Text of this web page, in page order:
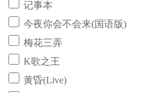
记事本
今夜你会不会来(国语版)
梅花三弄
K歌之王
黄昏(Live)